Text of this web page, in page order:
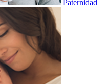
Paternidad